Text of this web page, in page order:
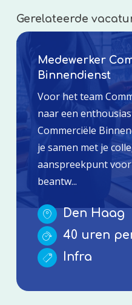
Gerelateerde
Medewerker
Binnendienst
Voor het team
naar een
Commerciële
je samen met je
aanspreekpunt
beantw...
Den Haag
40 uren
Infra